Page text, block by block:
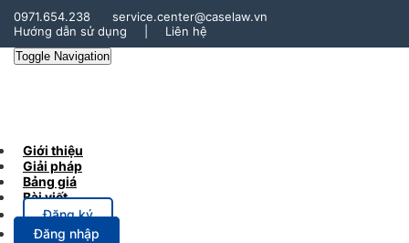
0971.654.238
service.center@caselaw.vn
Hướng dẫn sử dụng
Liên hệ
Toggle Navigation
Giới thiệu
Giải pháp
Bảng giá
Bài viết
Đăng ký
Đăng nhập